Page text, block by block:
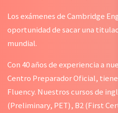
Los exámenes de Cambridge
oportunidad de sacar una
mundial.
Con 40 años de experiencia a
Centro Preparador Oficial,
Fluency. Nuestros cursos de
(Preliminary, PET), B2 (First